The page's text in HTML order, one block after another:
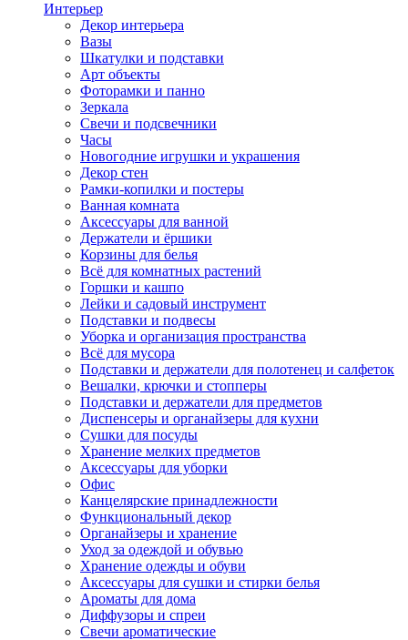
Интерьер
Декор интерьера
Вазы
Шкатулки и подставки
Арт объекты
Фоторамки и панно
Зеркала
Свечи и подсвечники
Часы
Новогодние игрушки и украшения
Декор стен
Рамки-копилки и постеры
Ванная комната
Аксессуары для ванной
Держатели и ёршики
Корзины для белья
Всё для комнатных растений
Горшки и кашпо
Лейки и садовый инструмент
Подставки и подвесы
Уборка и организация пространства
Всё для мусора
Подставки и держатели для полотенец и салфеток
Вешалки, крючки и стопперы
Подставки и держатели для предметов
Диспенсеры и органайзеры для кухни
Сушки для посуды
Хранение мелких предметов
Аксессуары для уборки
Офис
Канцелярские принадлежности
Функциональный декор
Органайзеры и хранение
Уход за одеждой и обувью
Хранение одежды и обуви
Аксессуары для сушки и стирки белья
Ароматы для дома
Диффузоры и спреи
Свечи ароматические